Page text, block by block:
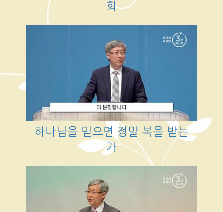
회
하나님을 믿으면 정말 복을 받는
가